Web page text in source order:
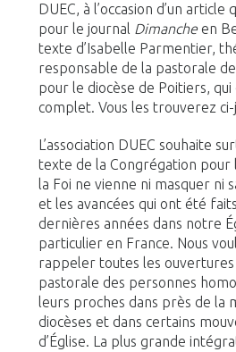
DUEC, à l’occasion d’un article
pour le journal Dimancheen
texte d’Isabelle Parmentier,
responsable de la pastorale
pour le diocèse de Poitiers,
complet. Vous les trouverez
L’association DUEC souhaite
texte de la Congrégation pour
la Foi ne vienne ni masquer ni
et les avancées qui ont été
dernières années dans notre
particulier en France. Nous
rappeler toutes les ouvertures
pastorale des personnes
leurs proches dans près de la
diocèses et dans certains
d’Église. La plus grande